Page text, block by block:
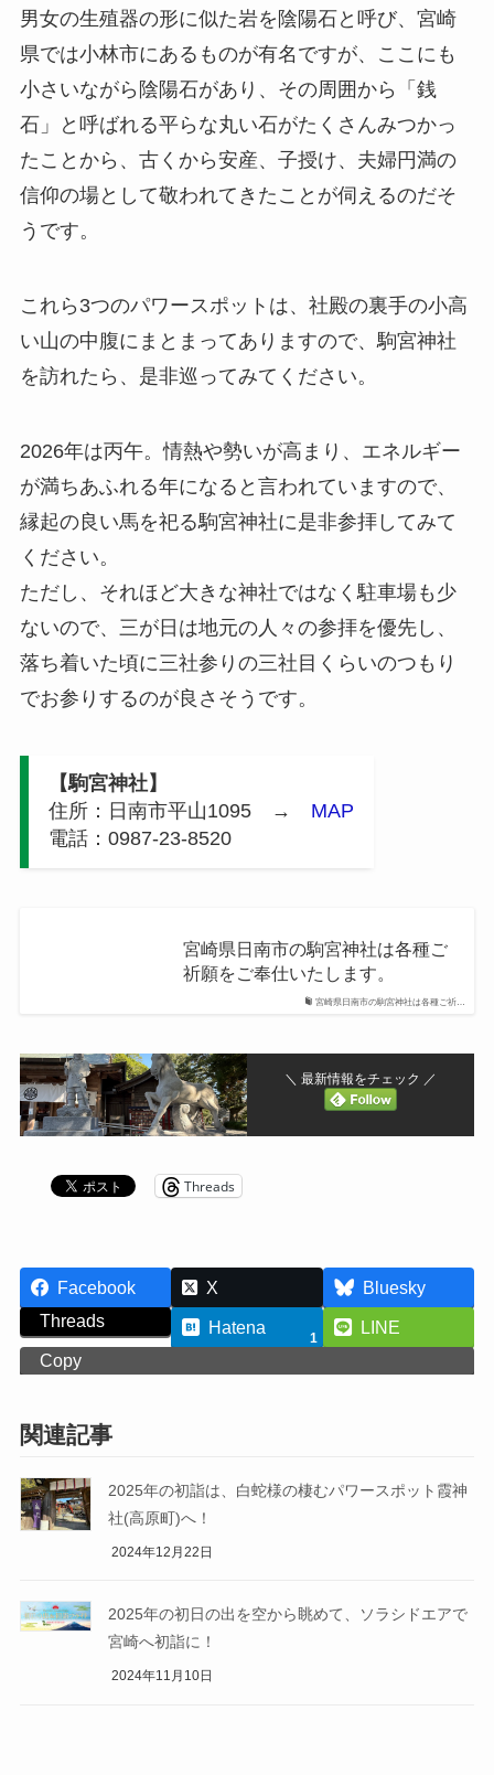
男女の生殖器の形に似た岩を陰陽石と呼び、宮崎
県では小林市にあるものが有名ですが、ここにも
小さいながら陰陽石があり、その周囲から「銭
石」と呼ばれる平らな丸い石がたくさんみつかっ
たことから、古くから安産、子授け、夫婦円満の
信仰の場として敬われてきたことが伺えるのだそ
うです。
これら3つのパワースポットは、社殿の裏手の小高
い山の中腹にまとまってありますので、駒宮神社
を訪れたら、是非巡ってみてください。
2026年は丙午。情熱や勢いが高まり、エネルギー
が満ちあふれる年になると言われていますので、
縁起の良い馬を祀る駒宮神社に是非参拝してみて
ください。
ただし、それほど大きな神社ではなく駐車場も少
ないので、三が日は地元の人々の参拝を優先し、
落ち着いた頃に三社参りの三社目くらいのつもり
でお参りするのが良さそうです。
【駒宮神社】
住所：日南市平山1095 → MAP
電話：0987-23-8520
宮崎県日南市の駒宮神社は各種ご祈…
宮崎県日南市の駒宮神社は各種ご
祈願をご奉仕いたします。
＼ 最新情報をチェック ／
Threads
Facebook X
Bluesky
Threads
Hatena
1
LINE
Copy
関連記事
2025年の初詣は、白蛇様の棲むパワースポット霞神
社(高原町)へ！
2024年12月22日
2025年の初日の出を空から眺めて、ソラシドエアで
宮崎へ初詣に！
2024年11月10日